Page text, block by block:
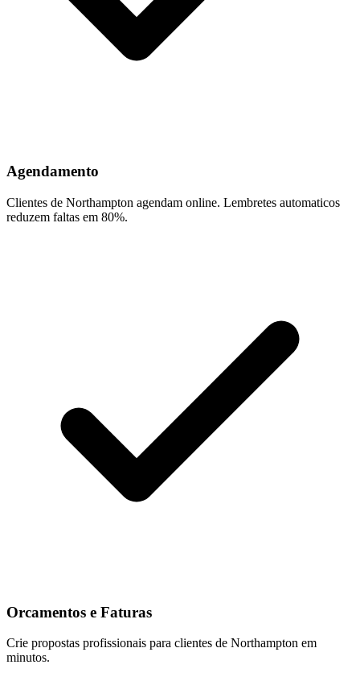
Agendamento
Clientes de Northampton agendam online. Lembretes automaticos
reduzem faltas em 80%.
Orcamentos e Faturas
Crie propostas profissionais para clientes de Northampton em
minutos.